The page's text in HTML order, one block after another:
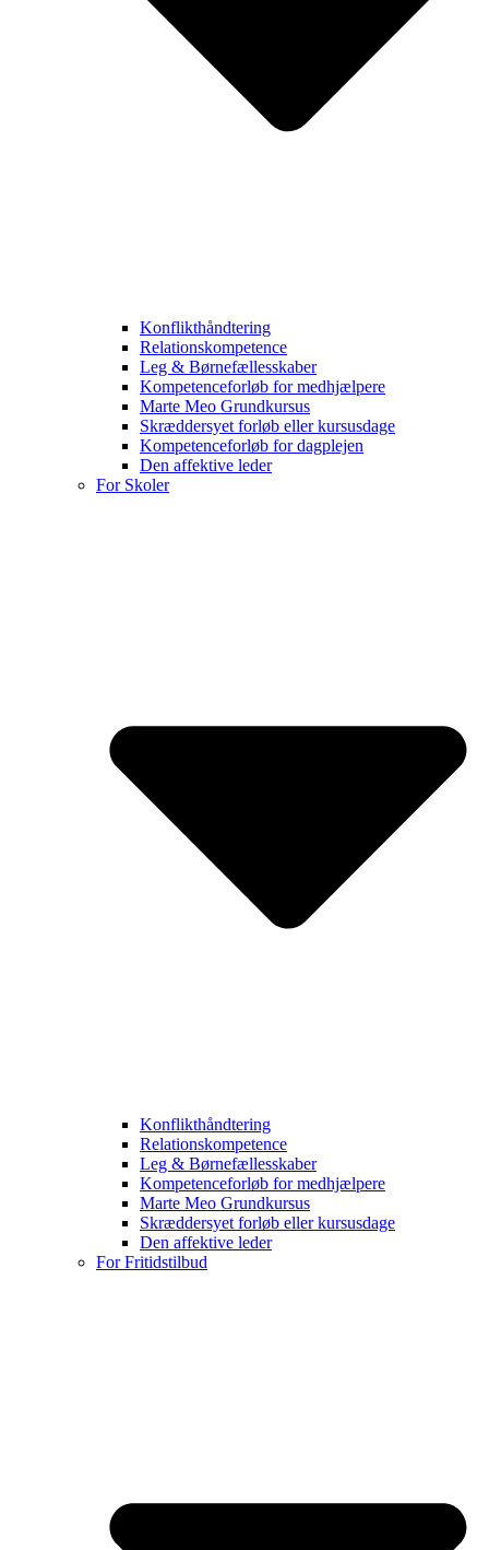
Konflikthåndtering
Relationskompetence
Leg & Børnefællesskaber
Kompetenceforløb for medhjælpere
Marte Meo Grundkursus
Skræddersyet forløb eller kursusdage
Kompetenceforløb for dagplejen
Den affektive leder
For Skoler
Konflikthåndtering
Relationskompetence
Leg & Børnefællesskaber
Kompetenceforløb for medhjælpere
Marte Meo Grundkursus
Skræddersyet forløb eller kursusdage
Den affektive leder
For Fritidstilbud